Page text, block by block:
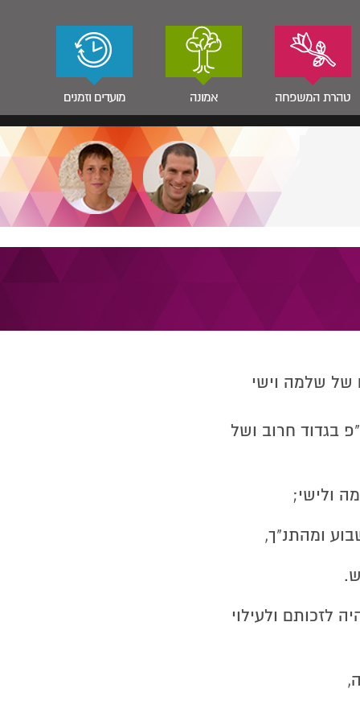
טהרת המשפחה אמונה מועדים וזמנים
של שלמה וישי
בגדוד חרוב ושל
ולישי;
ומהתנ"ך,
לזכותם ולעילוי